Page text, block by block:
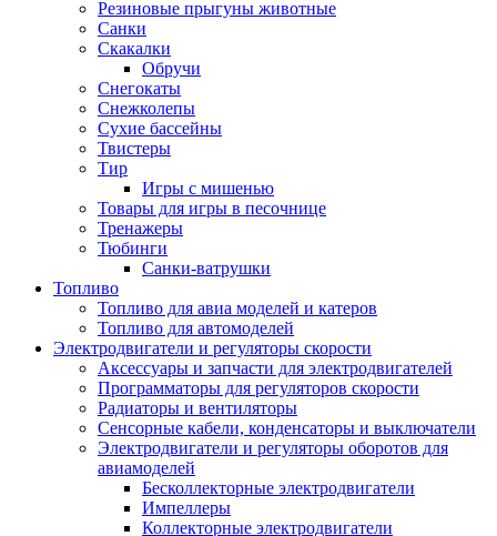
Резиновые прыгуны животные
Санки
Скакалки
Обручи
Снегокаты
Снежколепы
Сухие бассейны
Твистеры
Тир
Игры с мишенью
Товары для игры в песочнице
Тренажеры
Тюбинги
Санки-ватрушки
Топливо
Топливо для авиа моделей и катеров
Топливо для автомоделей
Электродвигатели и регуляторы скорости
Аксессуары и запчасти для электродвигателей
Программаторы для регуляторов скорости
Радиаторы и вентиляторы
Сенсорные кабели, конденсаторы и выключатели
Электродвигатели и регуляторы оборотов для
авиамоделей
Бесколлекторные электродвигатели
Импеллеры
Коллекторные электродвигатели